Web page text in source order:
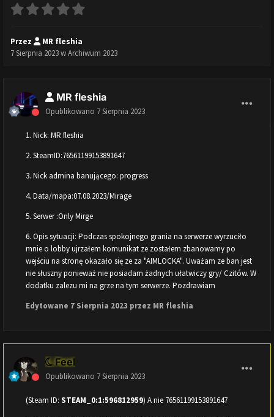
Przez
MR fleshia
7 Sierpnia 2023wArchiwum 2023
MR fleshia
Opublikowano 7 Sierpnia 2023
1. Nick: MR fleshia
2. SteamID:76561199153891647
3. Nick admina banującego: progress
4. Data/mapa:07.08.2023/Mirage
5. Serwer :Only Mirge
6. Opis sytuacji: Podczas spokojnego grania na serwerze wyrzuciło
mnie o lobby ujrzałem komunikat ze zostałem zbanowamy po
wejściu na stronę okazało się ze za "AIMLOCKA". Uważam ze ban jest
nie słuszny ponieważ nie posiadam żadnych ułatwiczy gry/ Czitów. W
dodatku zalezu mi na grze na tym serwerze. Pozdrawiam
Edytowane 7 Sierpnia 2023 przez MR fleshia
Feel
Opublikowano 7 Sierpnia 2023
(Steam ID: STEAM_0:1:596812959) A nie 76561199153891647